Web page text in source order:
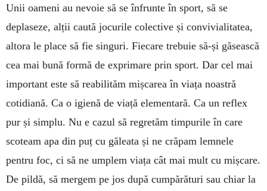
Unii oameni au nevoie să se înfrunte în sport, să se
deplaseze, alții caută jocurile colective și convi­via­litatea,
altora le place să fie singuri. Fiecare trebuie să-și găsească
cea mai bună formă de exprimare prin sport. Dar cel mai
important este să reabilităm miș­ca­rea în viața noastră
cotidiană. Ca o igienă de viață elementară. Ca un reflex
pur și simplu. Nu e cazul să regretăm timpurile în care
scoteam apa din puț cu găleata și ne crăpam lemnele
pentru foc, ci să ne um­plem viața cât mai mult cu mișcare.
De pildă, să mer­gem pe jos după cumpărături sau chiar la